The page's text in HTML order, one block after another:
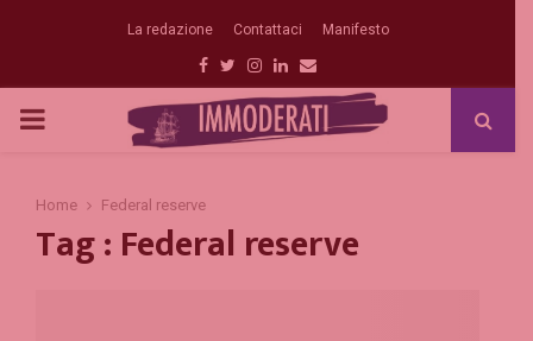
La redazione Contattaci Manifesto
Facebook
Twitter
Instagram
Linkedin
Email
PRIMARY
Home Federal reserve
Tag : Federal reserve